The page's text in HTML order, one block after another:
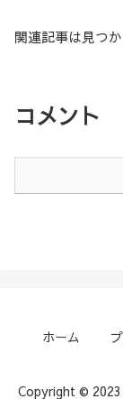
関連記事は見つ
コメント
ホーム
Copyright ©